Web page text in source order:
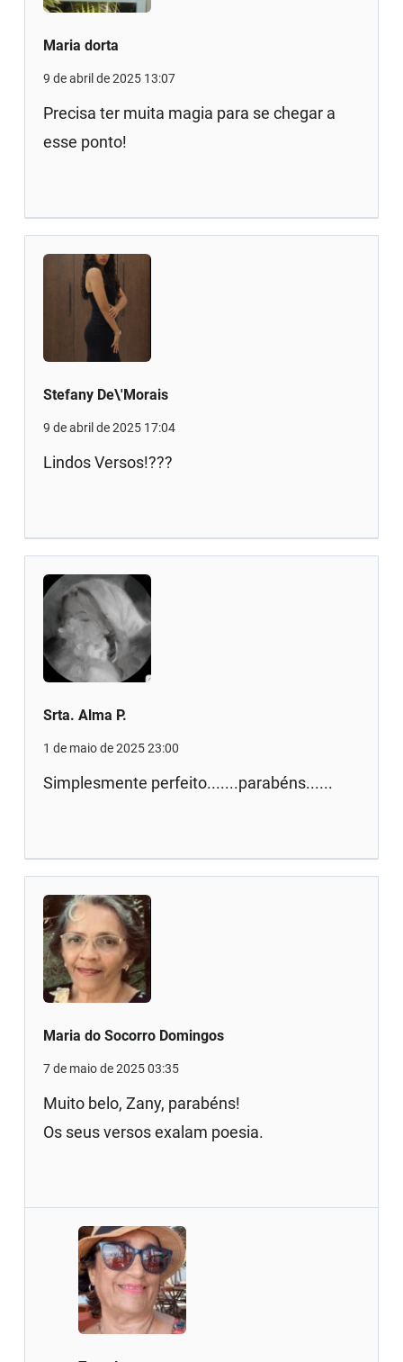
Maria dorta
9 de abril de 2025 13:07
Precisa ter muita magia para se chegar a
esse ponto!
Stefany De\'Morais
9 de abril de 2025 17:04
Lindos Versos!???
Srta. Alma P.
1 de maio de 2025 23:00
Simplesmente perfeito.......parabéns......
Maria do Socorro Domingos
7 de maio de 2025 03:35
Muito belo, Zany, parabéns!
Os seus versos exalam poesia.